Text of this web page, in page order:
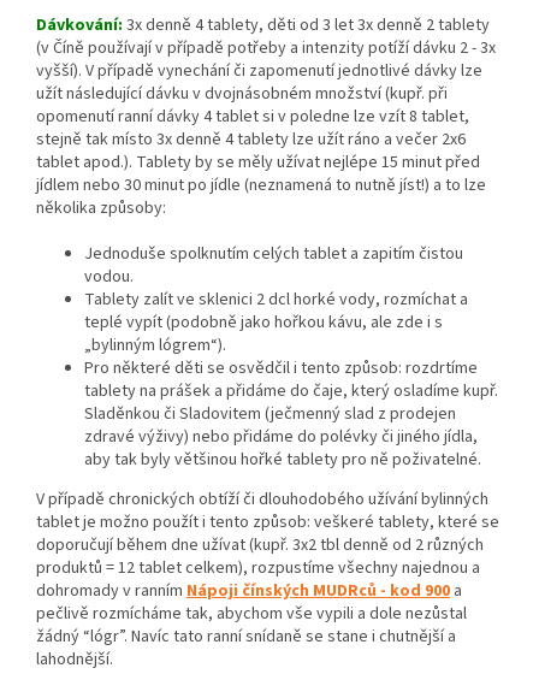
Dávkování: 3x denně 4 tablety, děti od 3 let 3x denně 2 tablety
(v Číně používají v případě potřeby a intenzity potíží dávku 2 - 3x
vyšší). V případě vynechání či zapomenutí jednotlivé dávky lze
užít následující dávku v dvojnásobném množství (kupř. při
opomenutí ranní dávky 4 tablet si v poledne lze vzít 8 tablet,
stejně tak místo 3x denně 4 tablety lze užít ráno a večer 2x6
tablet apod.). Tablety by se měly užívat nejlépe 15 minut před
jídlem nebo 30 minut po jídle (neznamená to nutně jíst!) a to lze
několika způsoby:
Jednoduše spolknutím celých tablet a zapitím čistou
vodou.
Tablety zalít ve sklenici 2 dcl horké vody, rozmíchat a
teplé vypít (podobně jako hořkou kávu, ale zde i s
„bylinným lógrem“).
Pro některé děti se osvědčil i tento způsob: rozdrtíme
tablety na prášek a přidáme do čaje, který osladíme kupř.
Sladěnkou či Sladovitem (ječmenný slad z prodejen
zdravé výživy) nebo přidáme do polévky či jiného jídla,
aby tak byly většinou hořké tablety pro ně poživatelné.
V případě chronických obtíží či dlouhodobého užívání bylinných
tablet je možno použít i tento způsob: veškeré tablety, které se
doporučují během dne užívat (kupř. 3x2 tbl denně od 2 různých
produktů = 12 tablet celkem), rozpustíme všechny najednou a
dohromady v ranním Nápoji čínských MUDRců - kod 900 a
pečlivě rozmícháme tak, abychom vše vypili a dole nezůstal
žádný “lógr”. Navíc tato ranní snídaně se stane i chutnější a
lahodnější.